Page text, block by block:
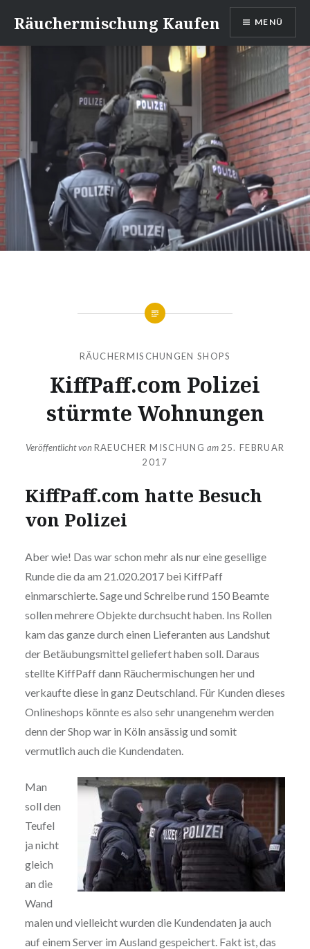
zum
Inhalt
Räuchermischung Kaufen MENÜ
RÄUCHERMISCHUNGEN SHOPS
KiffPaff.com Polizei
stürmte Wohnungen
Veröffentlicht vonRAEUCHER MISCHUNG am 25. FEBRUAR
2017
KiffPaff.com hatte Besuch
von Polizei
Aber wie! Das war schon mehr als nur eine gesellige
Runde die da am 21.020.2017 bei KiffPaff
einmarschierte. Sage und Schreibe rund 150 Beamte
sollen mehrere Objekte durchsucht haben. Ins Rollen
kam das ganze durch einen Lieferanten aus Landshut
der Betäubungsmittel geliefert haben soll. Daraus
stellte KiffPaff dann Räuchermischungen her und
verkaufte diese in ganz Deutschland. Für Kunden dieses
Onlineshops könnte es also sehr unangenehm werden
denn der Shop war in Köln ansässig und somit
vermutlich auch die Kundendaten.
Man
soll den
Teufel
ja nicht
gleich
an die
Wand
malen und vielleicht wurden die Kundendaten ja auch
auf einem Server im Ausland gespeichert. Fakt ist, das